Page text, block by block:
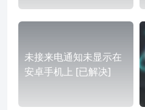
未接来电通知未显示在
安卓手机上 [已解决]